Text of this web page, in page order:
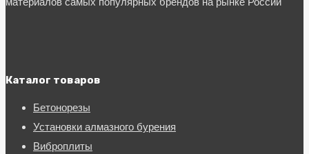
Каталог товаров
Бетонорезы
Установки алмазного бурения
Виброплиты